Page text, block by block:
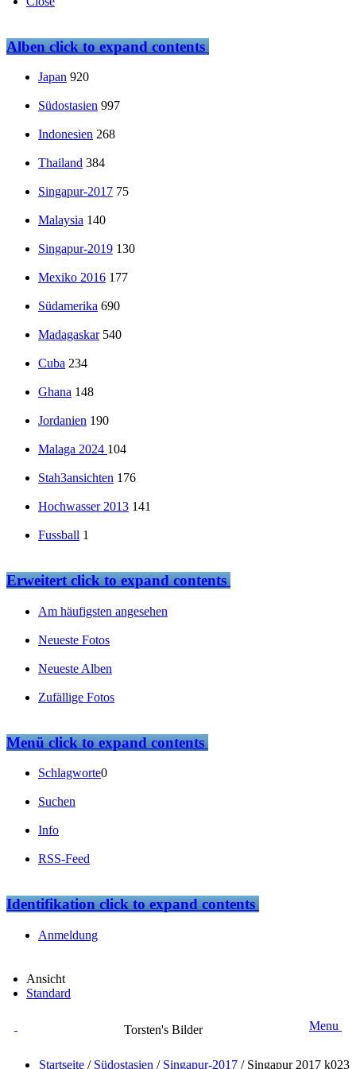
Albenclick to expand contents
Japan 920
Südostasien 997
Indonesien 268
Thailand 384
Singapur-2017 75
Malaysia 140
Singapur-2019 130
Mexiko 2016 177
Südamerika 690
Madagaskar 540
Cuba 234
Ghana 148
Jordanien 190
Malaga 2024 104
Stah3ansichten 176
Hochwasser 2013 141
Fussball 1
Erweitertclick to expand contents
Am häufigsten angesehen
Neueste Fotos
Neueste Alben
Zufällige Fotos
Menüclick to expand contents
Schlagworte0
Suchen
Info
RSS-Feed
Identifikationclick to expand contents
Anmeldung
Ansicht
Standard
Torsten's Bilder Menu
Startseite/ Südostasien / Singapur-2017/ Singapur 2017 k023